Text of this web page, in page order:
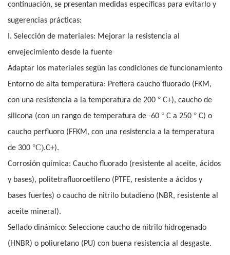
continuación, se presentan medidas específicas para evitarlo y
sugerencias prácticas:
I. Selección de materiales: Mejorar la resistencia al
envejecimiento desde la fuente
Adaptar los materiales según las condiciones de funcionamiento
Entorno de alta temperatura: Prefiera caucho fluorado (FKM,
con una resistencia a la temperatura de 200 ° C+), caucho de
silicona (con un rango de temperatura de -60 ° C a 250 ° C) o
caucho perfluoro (FFKM, con una resistencia a la temperatura
de 300 °C).C+).
Corrosión química: Caucho fluorado (resistente al aceite, ácidos
y bases), politetrafluoroetileno (PTFE, resistente a ácidos y
bases fuertes) o caucho de nitrilo butadieno (NBR, resistente al
aceite mineral).
Sellado dinámico: Seleccione caucho de nitrilo hidrogenado
(HNBR) o poliuretano (PU) con buena resistencia al desgaste.